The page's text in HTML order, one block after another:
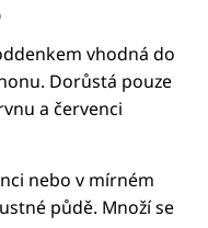
vhodná do
Dorůstá pouze
a červenci
nebo v mírném
půdě. Množí se